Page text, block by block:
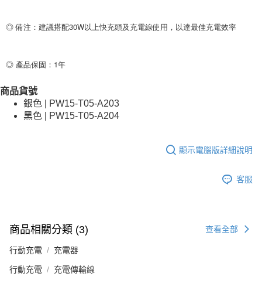
◎ 備注：建議搭配30W以上快充頭及充電線使用，以達最佳充電效率
◎ 產品保固：1年
商品貨號
銀色 | PW15-T05-A203
黑色 | PW15-T05-A204
顯示電腦版詳細說明
客服
商品相關分類 (3) 查看全部
行動充電 充電器
行動充電 充電傳輸線